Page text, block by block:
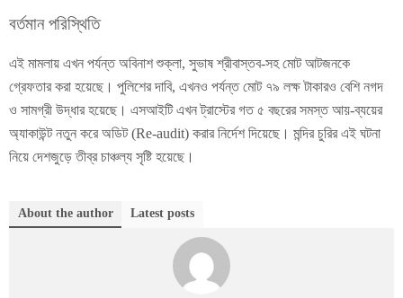
বর্তমান পরিস্থিতি
এই মামলায় এখন পর্যন্ত অবিনাশ শুক্লা, সুভাষ শ্রীবাস্তব-সহ মোট আটজনকে
গ্রেফতার করা হয়েছে। পুলিশের দাবি, এখনও পর্যন্ত মোট ৭৯ লক্ষ টাকারও বেশি নগদ
ও সামগ্রী উদ্ধার হয়েছে। এসআইটি এখন ট্রাস্টের গত ৫ বছরের সমস্ত আয়-ব্যয়ের
অ্যাকাউন্ট নতুন করে অডিট (Re-audit) করার নির্দেশ দিয়েছে। মন্দির চুরির এই ঘটনা
নিয়ে দেশজুড়ে তীব্র চাঞ্চল্য সৃষ্টি হয়েছে।
About the author Latest posts